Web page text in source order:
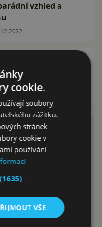
vzhled a
hodinky a
cookie.
soubory
zážitku.
stránek
cookie v
používání
(1635) →
VŠE